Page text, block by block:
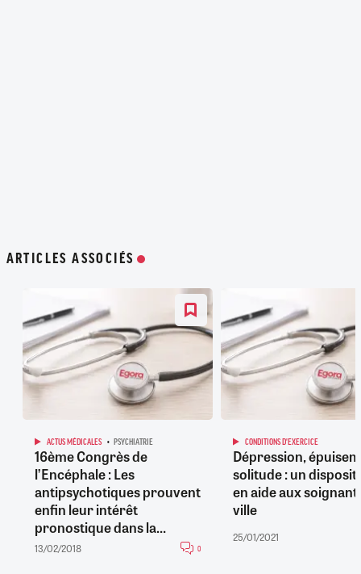
ARTICLES ASSOCIÉS
ACTUS MÉDICALES PSYCHIATRIE
16ème Congrès de
l’Encéphale : Les
antipsychotiques prouvent
enfin leur intérêt
pronostique dans la...
13/02/2018 0
CONDITIONS D'EXERCICE
Dépression,
solitude : un
en aide aux
ville
25/01/2021